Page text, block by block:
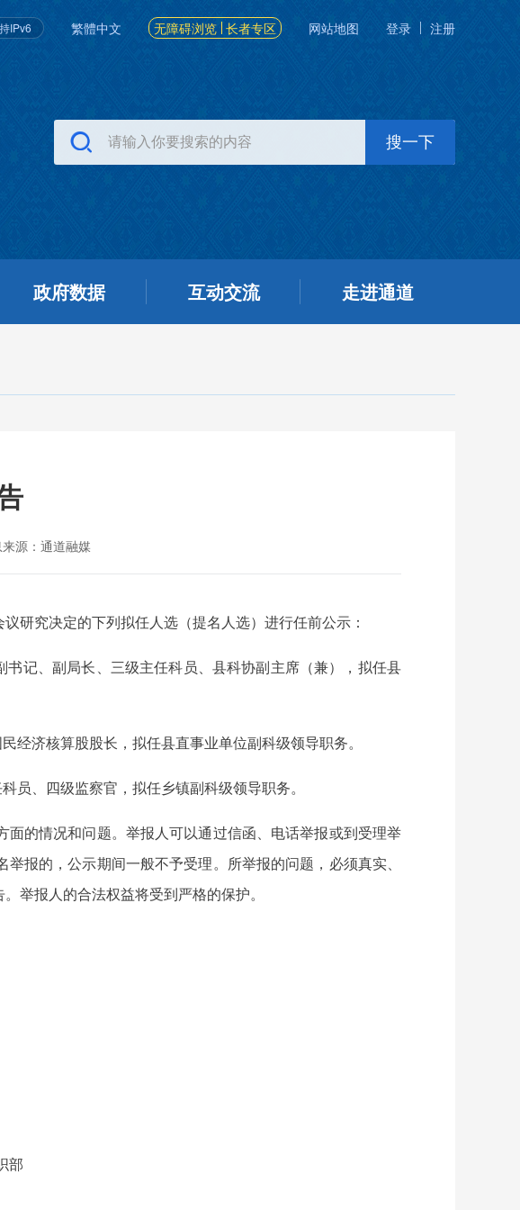
IPv6 繁體中文 无障碍浏览 长者专区 网站地图 登录 注册
政府数据 互动交流 走进通道
源：通道融媒
研究决定的下列拟任人选（提名人选）进行任前公示：
记、副局长、三级主任科员、县科协副主席（兼），拟任县
济核算股股长，拟任县直事业单位副科级领导职务。
员、四级监察官，拟任乡镇副科级领导职务。
的情况和问题。举报人可以通过信函、电话举报或到受理举
报的，公示期间一般不予受理。所举报的问题，必须真实、
举报人的合法权益将受到严格的保护。
部